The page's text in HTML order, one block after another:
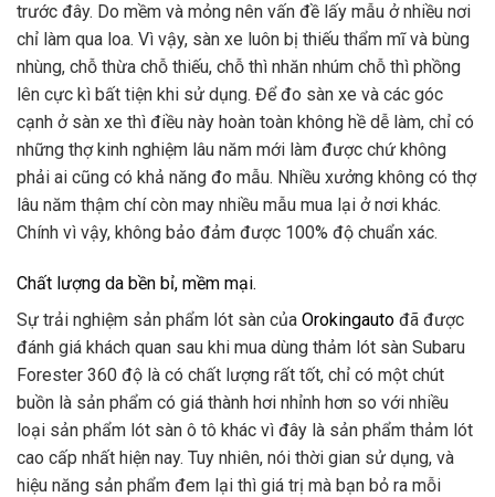
trước đây. Do mềm và mỏng nên vấn đề lấy mẫu ở nhiều nơi
chỉ làm qua loa. Vì vậy, sàn xe luôn bị thiếu thẩm mĩ và bùng
nhùng, chỗ thừa chỗ thiếu, chỗ thì nhăn nhúm chỗ thì phồng
lên cực kì bất tiện khi sử dụng. Để đo sàn xe và các góc
cạnh ở sàn xe thì điều này hoàn toàn không hề dễ làm, chỉ có
những thợ kinh nghiệm lâu năm mới làm được chứ không
phải ai cũng có khả năng đo mẫu. Nhiều xưởng không có thợ
lâu năm thậm chí còn may nhiều mẫu mua lại ở nơi khác.
Chính vì vậy, không bảo đảm được 100% độ chuẩn xác.
Chất lượng da bền bỉ, mềm mại.
Sự trải nghiệm sản phẩm lót sàn của Orokingauto đã được
đánh giá khách quan sau khi mua dùng thảm lót sàn Subaru
Forester 360 độ là có chất lượng rất tốt, chỉ có một chút
buồn là sản phẩm có giá thành hơi nhỉnh hơn so với nhiều
loại sản phẩm lót sàn ô tô khác vì đây là sản phẩm thảm lót
cao cấp nhất hiện nay. Tuy nhiên, nói thời gian sử dụng, và
hiệu năng sản phẩm đem lại thì giá trị mà bạn bỏ ra mỗi